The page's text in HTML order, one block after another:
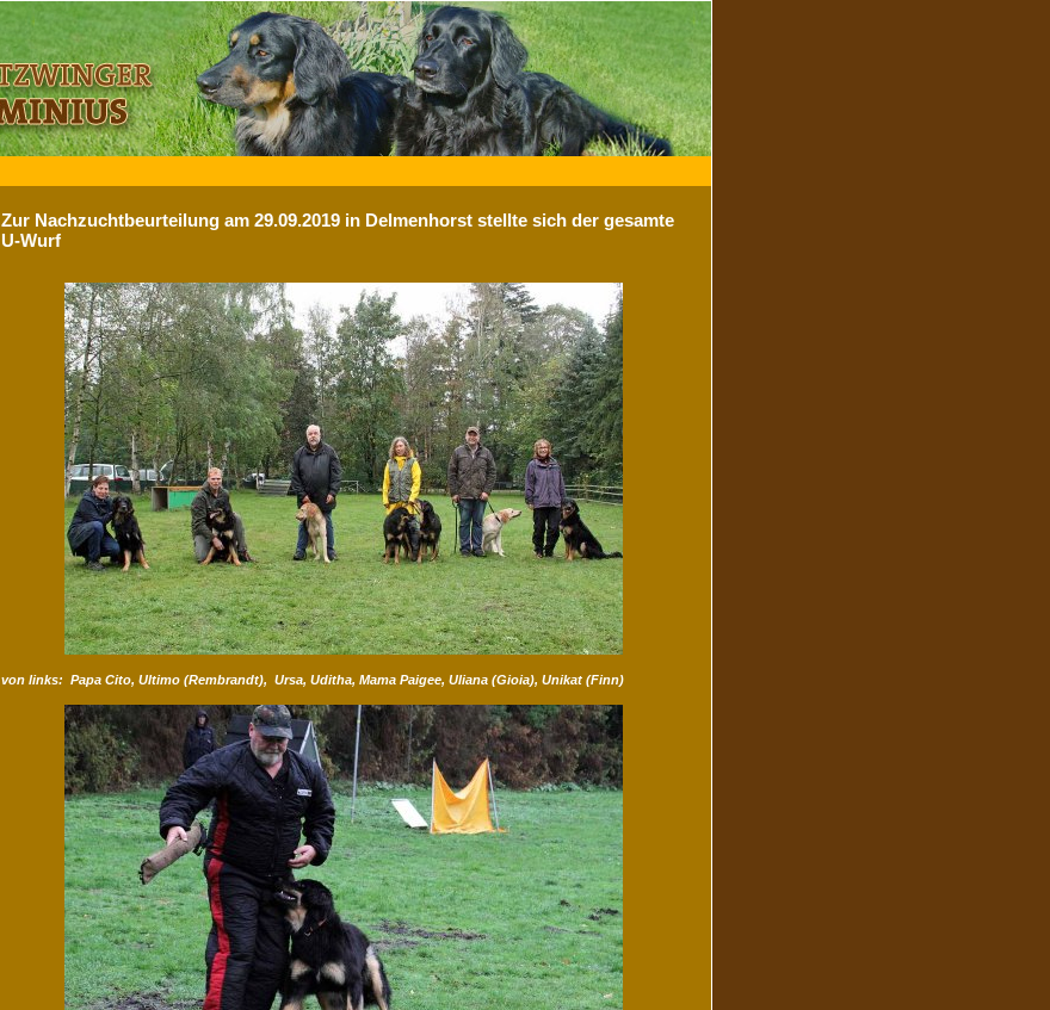
Zur Nachzuchtbeurteilung am 29.09.2019 in Delmenhorst stellte sich der gesamte
U-Wurf
von links: Papa Cito, Ultimo (Rembrandt), Ursa, Uditha, Mama Paigee, Uliana (Gioia), Unikat (Finn)